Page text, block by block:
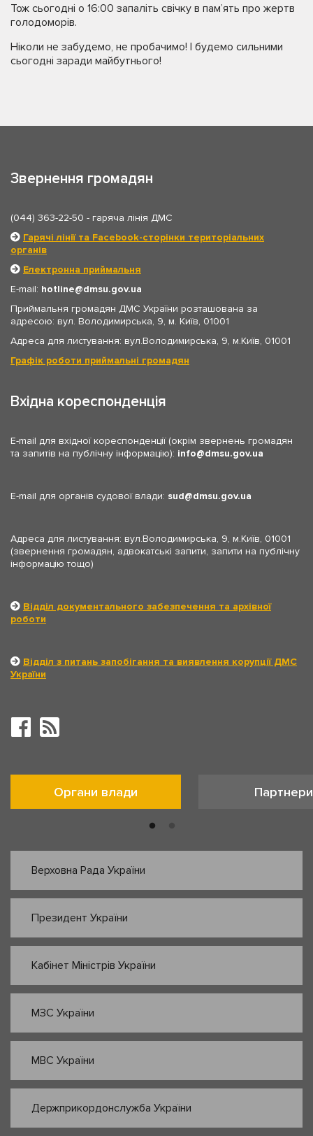
Тож сьогодні о 16:00 запаліть свічку в пам’ять про жертв
голодоморів.
Ніколи не забудемо, не пробачимо! І будемо сильними
сьогодні заради майбутнього!
Звернення громадян
(044) 363-22-50 - гаряча лінія ДМС
Гарячі лінії та Facebook-сторінки територіальних
органів
Електронна приймальня
E-mail: hotline
dmsu.gov.ua
Приймальня громадян ДМС України розташована за
адресою: вул. Володимирська, 9, м. Київ, 01001
Адреса для листування: вул.Володимирська, 9, м.Київ, 01001
Графік роботи приймальні громадян
Вхідна кореспонденція
E-mail для вхідної кореспонденції (окрім звернень громадян
та запитів на публічну інформацію): info dmsu.gov.ua
E-mail для органів судової влади: sud dmsu.gov.ua
Адреса для листування: вул.Володимирська, 9, м.Київ, 01001
(звернення громадян, адвокатські запити, запити на публічну
інформацію тощо)
Відділ документального забезпечення та архівної
роботи
Відділ з питань запобігання та виявлення корупції ДМС
України
Органи влади Партнери
Верховна Рада України
Президент України
Кабінет Міністрів України
МЗС України
МВС України
Держприкордонслужба України